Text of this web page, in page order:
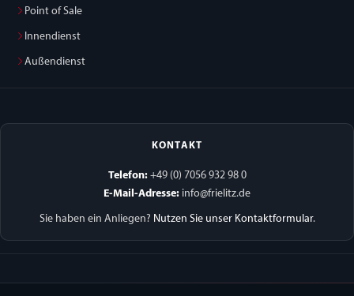
Point of Sale
Innendienst
Außendienst
KONTAKT
Telefon:+49 (0) 7056 932 98 0
E-Mail-Adresse: info@frielitz.de
Sie haben ein Anliegen? Nutzen Sie unser Kontaktformular.